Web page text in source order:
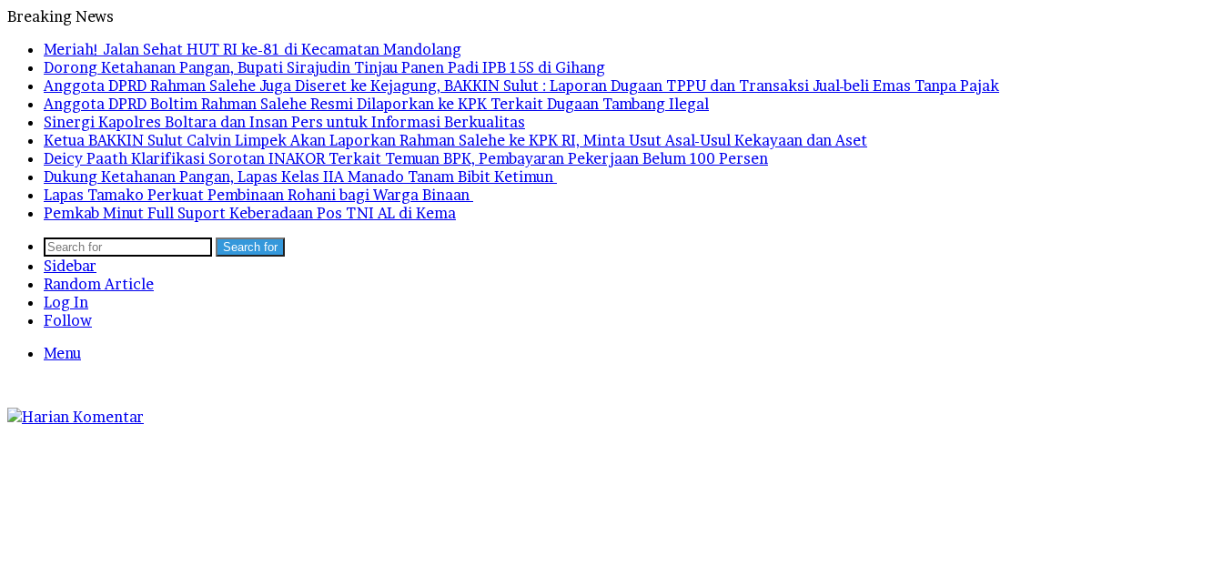
Breaking News
Meriah! Jalan Sehat HUT RI ke-81 di Kecamatan Mandolang
Dorong Ketahanan Pangan, Bupati Sirajudin Tinjau Panen Padi IPB 15S di Gihang
Anggota DPRD Rahman Salehe Juga Diseret ke Kejagung, BAKKIN Sulut : Laporan Dugaan TPPU dan Transaksi Jual-beli Emas Tanpa Pajak
Anggota DPRD Boltim Rahman Salehe Resmi Dilaporkan ke KPK Terkait Dugaan Tambang Ilegal
Sinergi Kapolres Boltara dan Insan Pers untuk Informasi Berkualitas
Ketua BAKKIN Sulut Calvin Limpek Akan Laporkan Rahman Salehe ke KPK RI, Minta Usut Asal-Usul Kekayaan dan Aset
Deicy Paath Klarifikasi Sorotan INAKOR Terkait Temuan BPK, Pembayaran Pekerjaan Belum 100 Persen
Dukung Ketahanan Pangan, Lapas Kelas IIA Manado Tanam Bibit Ketimun
Lapas Tamako Perkuat Pembinaan Rohani bagi Warga Binaan
Pemkab Minut Full Suport Keberadaan Pos TNI AL di Kema
Search for
Sidebar
Random Article
Log In
Follow
Menu